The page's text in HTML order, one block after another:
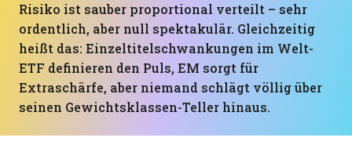
Risiko ist sauber proportional verteilt – sehr
ordentlich, aber null spektakulär. Gleichzeitig
heißt das: Einzeltitelschwankungen im Welt-
ETF definieren den Puls, EM sorgt für
Extraschärfe, aber niemand schlägt völlig über
seinen Gewichtsklassen-Teller hinaus.